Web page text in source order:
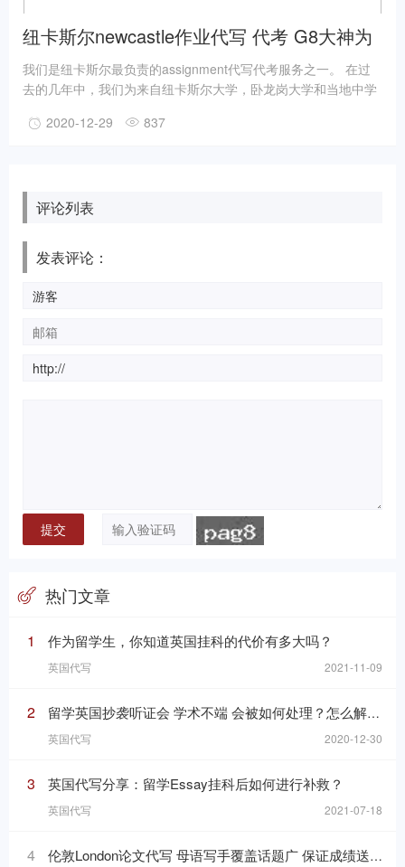
纽卡斯尔newcastle作业代写 代考 G8大神为
您服务靠谱高分
我们是纽卡斯尔最负责的assignment代写代考服务之一。 在过
去的几年中，我们为来自纽卡斯尔大学，卧龙岗大学和当地中学
位。 许多学生梦想着在像澳大利亚这样的国家学习，该国拥有高
2020-12-29 837
评论列表
发表评论：
热门文章
1 作为留学生，你知道英国挂科的代价有多大吗？
英国代写 2021-11-09
2 留学英国抄袭听证会 学术不端 会被如何处理？怎么解决？
英国代写 2020-12-30
3 英国代写分享：留学Essay挂科后如何进行补救？
英国代写 2021-07-18
4 伦敦London论文代写 母语写手覆盖话题广 保证成绩送剽窃检测